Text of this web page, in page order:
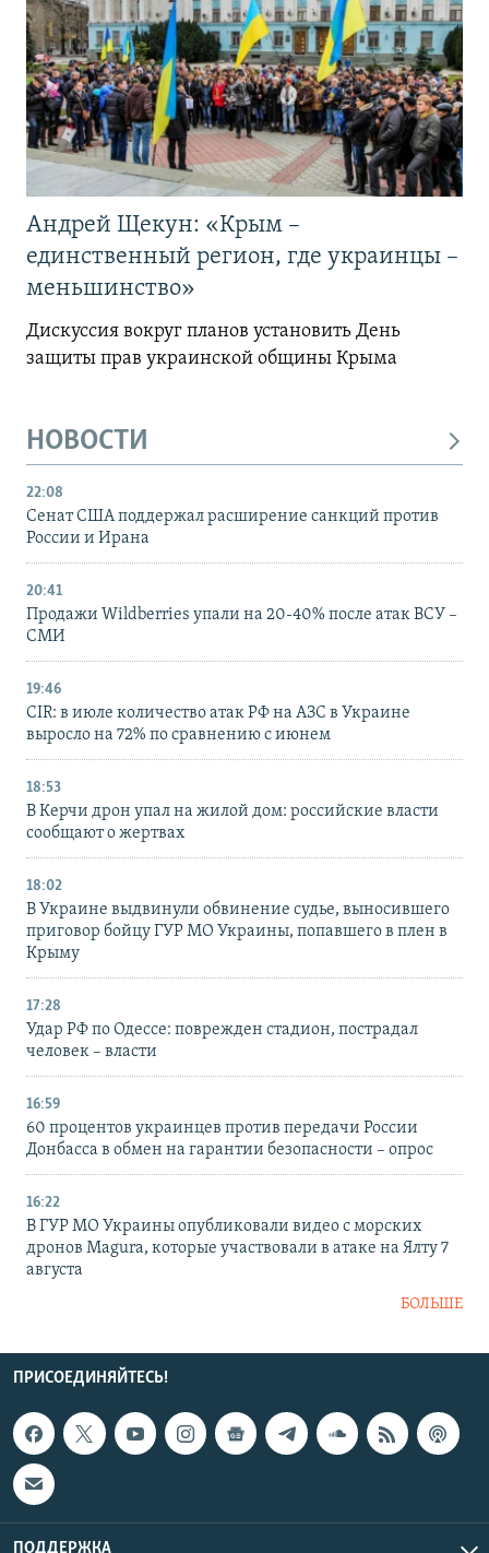
Андрей Щекун: «Крым –
единственный регион, где украинцы –
меньшинство»
Дискуссия вокруг планов установить День
защиты прав украинской общины Крыма
НОВОСТИ
22:08
Сенат США поддержал расширение санкций против
России и Ирана
20:41
Продажи Wildberries упали на 20-40% после атак ВСУ –
СМИ
19:46
CIR: в июле количество атак РФ на АЗС в Украине
выросло на 72% по сравнению с июнем
18:53
В Керчи дрон упал на жилой дом: российские власти
сообщают о жертвах
18:02
В Украине выдвинули обвинение судье, выносившего
приговор бойцу ГУР МО Украины, попавшего в плен в
Крыму
17:28
Удар РФ по Одессе: поврежден стадион, пострадал
человек – власти
16:59
60 процентов украинцев против передачи России
Донбасса в обмен на гарантии безопасности – опрос
16:22
В ГУР МО Украины опубликовали видео с морских
дронов Magura, которые участвовали в атаке на Ялту 7
августа
БОЛЬШЕ
ПРИСОЕДИНЯЙТЕСЬ!
ПОДДЕРЖКА